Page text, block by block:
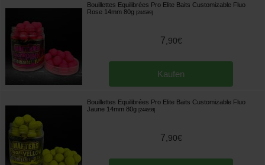
Bouillettes Equilibrées Pro Elite Baits Customizable Fluo
Rose 14mm 80g [244599]
7 90€
Kaufen
Bouillettes Equilibrées Pro Elite Baits Customizable Fluo
Jaune 14mm 80g [244598]
7 90€